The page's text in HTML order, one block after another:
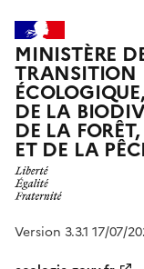
MINISTÈRE
TRANSITION
ÉCOLOGIQUE,
DE LA
DE LA
ET DE LA
Version 3.3.1 17/07/